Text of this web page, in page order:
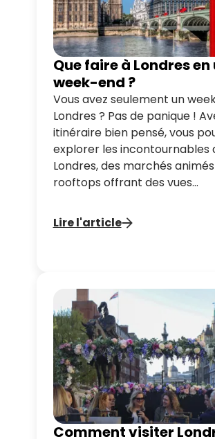
Que faire à Londres en
week-end ?
Vous avez seulement un
Londres ? Pas de panique !
itinéraire bien pensé, vous
explorer les incontournables
Londres, des marchés
rooftops offrant des vues
vous donnera toutes les
profiter pleinement de 48
Lire l'article
Comment visiter